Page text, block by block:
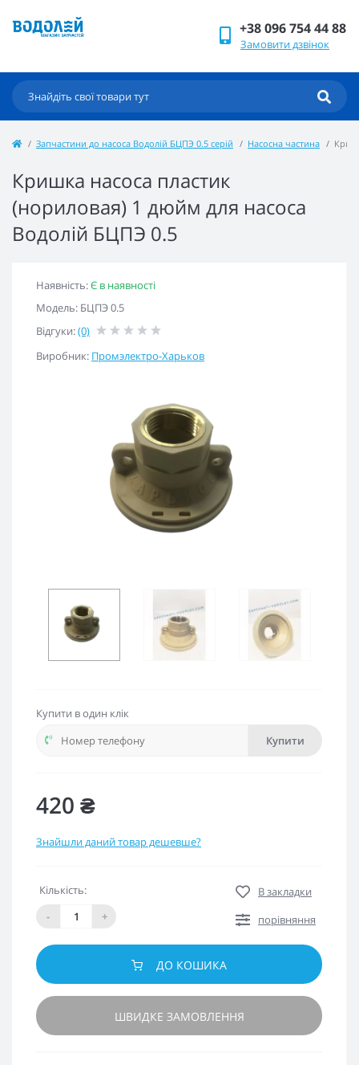
+38 096 754 44 88
Замовити дзвінок
Запчастини до насоса Водолій БЦПЭ 0.5 серій Насосна частина
Кришка насоса пластик
(нориловая) 1 дюйм для насоса
Водолій БЦПЭ 0.5
Наявність:Є в наявності
Модель: БЦПЭ 0.5
Відгуки:(0)
Виробник: Промэлектро-Харьков
Купити в один клік
Купити
420 ₴
Знайшли даний товар дешевше?
Кількість:
-
+
В закладки
порівняння
ДО КОШИКА
ШВИДКЕ ЗАМОВЛЕННЯ